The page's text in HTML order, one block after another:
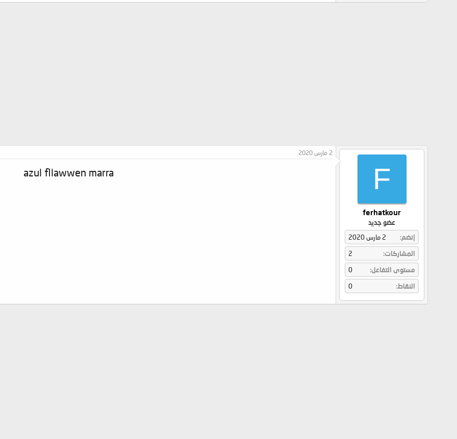
F
ferhatkour
عضو جديد
إنضم
2 مارس 2020
المشاركات
2
مستوى التفاعل
0
النقاط
0
2 مارس 2020
azul fllawwen marra